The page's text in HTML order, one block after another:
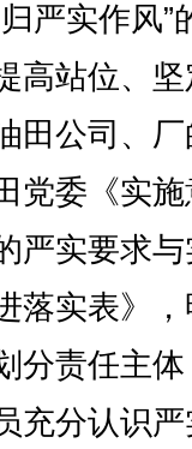
严实作风”
高站位、
田公司、
党委《实
严实要求
落实表》
分责任主
充分认识